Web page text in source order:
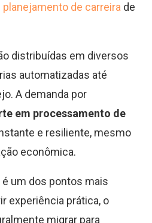
planejamento de carreira de
distribuídas em diversos
automatizadas até
A demanda por
em processamento de
e resiliente, mesmo
econômica.
um dos pontos mais
experiência prática, o
migrar para